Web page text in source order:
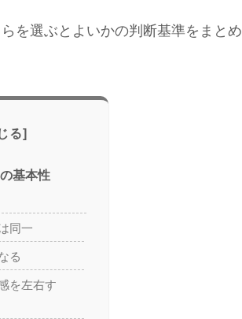
を選ぶとよいかの判断基準をまとめ
基本性
同一
る
を左右す